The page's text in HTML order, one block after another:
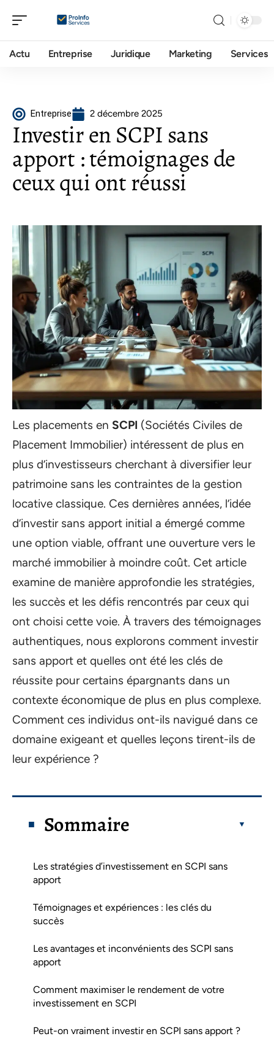
Actu Entreprise Juridique Marketing Services
Entreprise 2 décembre 2025
Investir en SCPI sans
apport : témoignages de
ceux qui ont réussi
Les placements en SCPI (Sociétés Civiles de
Placement Immobilier) intéressent de plus en
plus d’investisseurs cherchant à diversifier leur
patrimoine sans les contraintes de la gestion
locative classique. Ces dernières années, l’idée
d’investir sans apport initial a émergé comme
une option viable, offrant une ouverture vers le
marché immobilier à moindre coût. Cet article
examine de manière approfondie les stratégies,
les succès et les défis rencontrés par ceux qui
ont choisi cette voie. À travers des témoignages
authentiques, nous explorons comment investir
sans apport et quelles ont été les clés de
réussite pour certains épargnants dans un
contexte économique de plus en plus complexe.
Comment ces individus ont-ils navigué dans ce
domaine exigeant et quelles leçons tirent-ils de
leur expérience ?
Sommaire
Les stratégies d’investissement en SCPI sans
apport
Témoignages et expériences : les clés du
succès
Les avantages et inconvénients des SCPI sans
apport
Comment maximiser le rendement de votre
investissement en SCPI
Peut-on vraiment investir en SCPI sans apport ?